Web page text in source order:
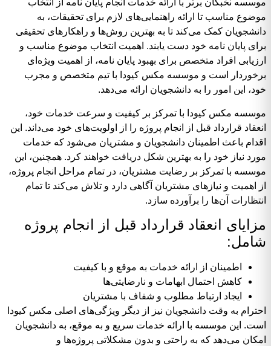
موسسه نخبگان برتر با ارائه خدمات انجام پایان نامه از انتخاب
موضوع مناسب تا ارائه راهنمایی‌های لازم برای تحقیقات، به
دانشجویان کمک می‌کند تا به بهترین روش‌ها و راهکارهای تحقیقی
برای پایان نامه خود دست یابند. اهمیت انتخاب موضوع مناسب و
ارزیابی افراد متخصص برای بهبود پایان نامه، از اهمیت ویژه‌ای
برخوردار است و موسسه مکس کیودا با تیم متخصص و مجرب
خود، این امور را به دانشجویان ارائه می‌دهد.
موسسه مکس کیودا با تمرکز بر کیفیت و سرعت خدمات خود،
انعقاد قرارداد قبل از انجام پروژه را از اولویت‌های خود می‌داند. این
اقدام باعث اطمینان دانشجویان و مشتریان می‌شود که خدمات
مورد نیاز خود را به بهترین شکل دریافت خواهند کرد. همچنین، این
موسسه با تمرکز بر رضایت مشتریان، در تمام مراحل انجام پروژه،
از اهمیت و نیازهای مشتریان آگاهی دارد و تلاش می‌کند تا تمام
انتظارات آن‌ها را برآورده سازد.
مزایای انعقاد قرارداد قبل از انجام پروژه
شامل:
اطمینان از ارائه خدمات به موقع و با کیفیت
کاهش احتمال ابهامات و نارضایتی‌ها
ایجاد ارتباط مطلوب و شفاف با مشتریان
احترام به وقت دانشجویان نیز از دیگر ویژگی‌های اصلی مکس کیودا
است. این موسسه با ارائه خدمات سریع و به موقع، به دانشجویان
امکان می‌دهد که به راحتی و بدون مشکلاتی پروژه‌ها و